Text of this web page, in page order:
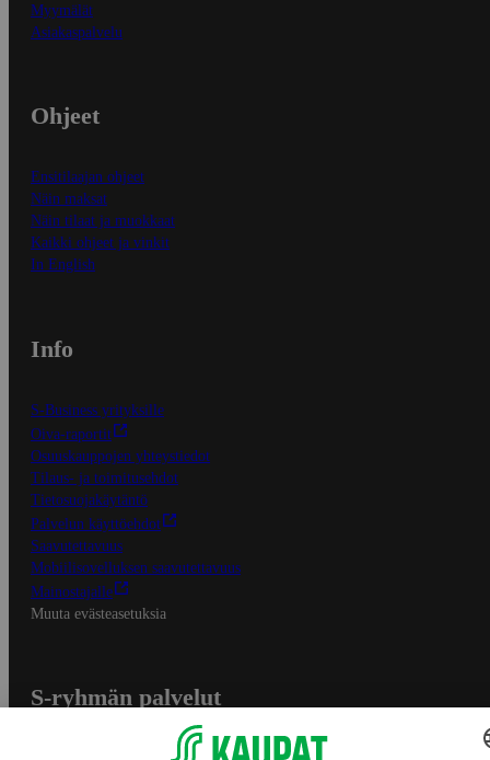
Myymälät
Asiakaspalvelu
Ohjeet
Ensitilaajan ohjeet
Näin maksat
Näin tilaat ja muokkaat
Kaikki ohjeet ja vinkit
In English
Info
S-Business yrityksille
Oiva-raportit
Osuuskauppojen yhteystiedot
Tilaus- ja toimitusehdot
Tietosuojakäytäntö
Palvelun käyttöehdot
Saavutettavuus
Mobiilisovelluksen saavutettavuus
Mainostajalle
Muuta evästeasetuksia
S-ryhmän palvelut